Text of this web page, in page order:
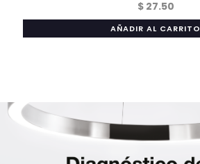
$ 27.50
AÑADIR AL CARRITO